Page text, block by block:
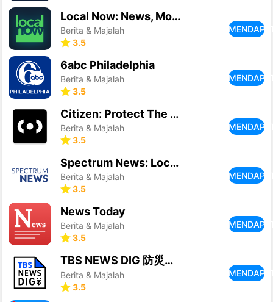
Local Now: News, Movies & TV
Berita & Majalah
3.5
6abc Philadelphia
Berita & Majalah
3.5
Citizen: Protect The World
Berita & Majalah
3.5
Spectrum News: Local Stories
Berita & Majalah
3.5
News Today
Berita & Majalah
3.5
TBS NEWS DIG 防災・ニュース・天気 by JNN
Berita & Majalah
3.5